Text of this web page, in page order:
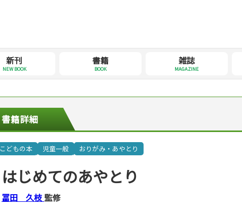
新刊
NEW BOOK
書籍
BOOK
雑誌
MAGAZINE
書籍詳細
こどもの本 児童一般 おりがみ・あやとり
はじめてのあやとり
冨田 久枝監修